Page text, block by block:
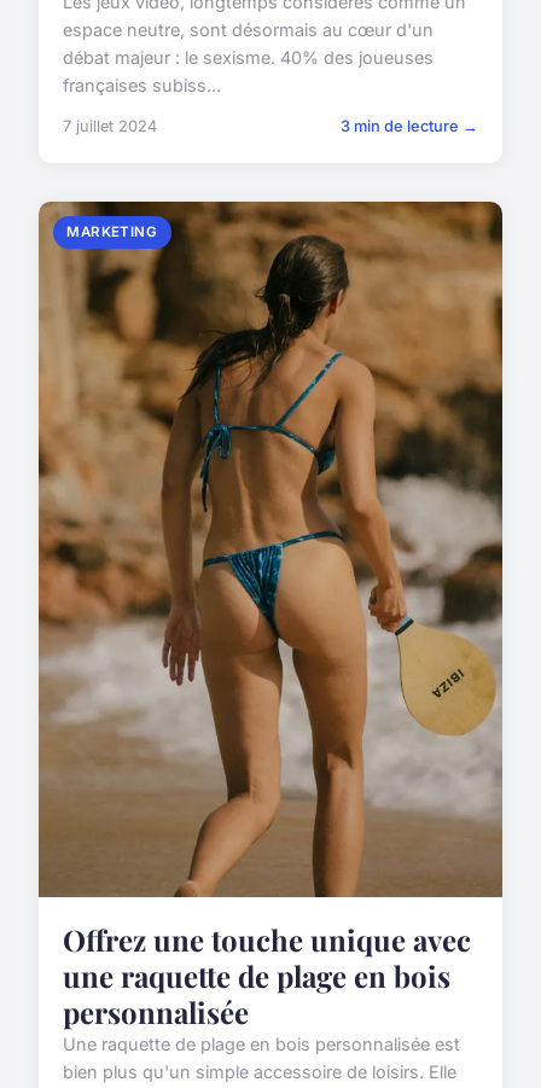
espace neutre, sont désormais au cœur d'un
débat majeur : le sexisme. 40% des joueuses
françaises subiss...
7 juillet 2024 3 min de lecture →
MARKETING
Offrez une touche unique avec
une raquette de plage en bois
personnalisée
Une raquette de plage en bois personnalisée est
bien plus qu'un simple accessoire de loisirs. Elle